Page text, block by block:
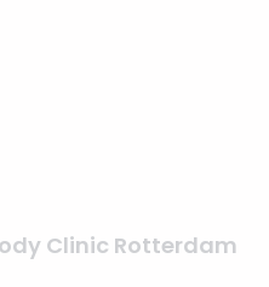
Clinic Rotterdam